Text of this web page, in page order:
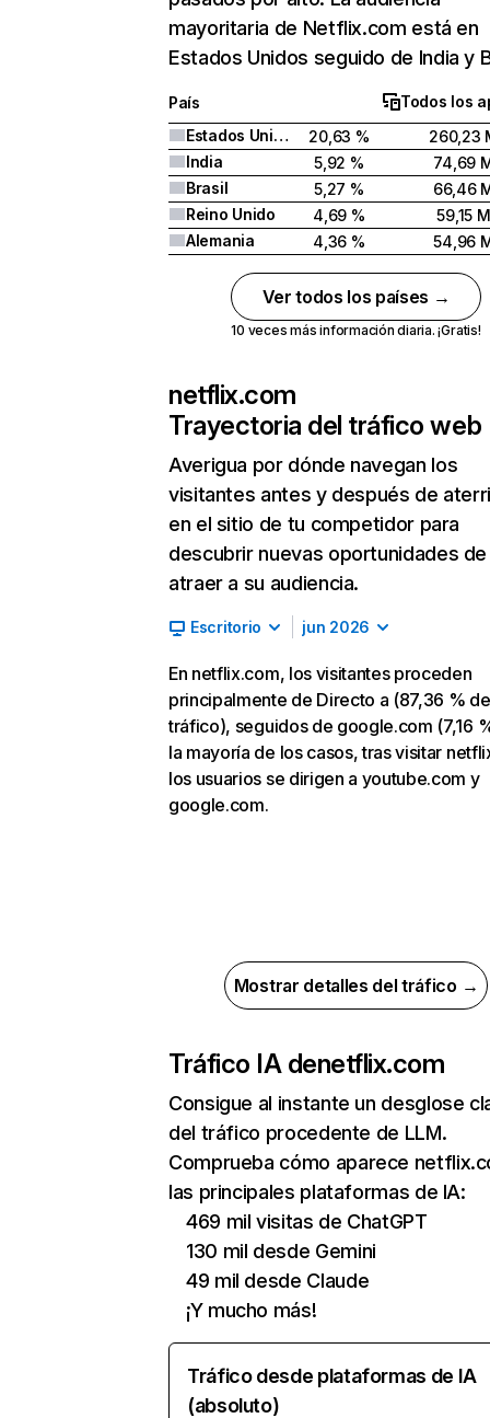
mayoritaria de Netflix.com está en
Estados Unidos seguido de India y
País
Todos los
Estados Unidos
20,63 %
260,23
India
5,92 %
74,69
Brasil
5,27 %
66,46
Reino Unido
4,69 %
59,15 M
Alemania
4,36 % 54,96
Ver todos los países →
10 veces más información diaria. ¡Gratis!
netflix.com
Trayectoria del tráfico web
Averigua por dónde navegan los
visitantes antes y después de
en el sitio de tu competidor para
descubrir nuevas oportunidades de
atraer a su audiencia.
Escritorio jun 2026
En netflix.com, los visitantes proceden
principalmente de Directo a (87,36 % de
tráfico), seguidos de google.com (7,16
la mayoría de los casos, tras visitar
los usuarios se dirigen a youtube.com y
google.com.
Mostrar detalles del tráfico →
Tráfico IA denetflix.com
Consigue al instante un desglose
del tráfico procedente de LLM.
Comprueba cómo aparece
las principales plataformas de IA:
469 mil visitas de ChatGPT
130 mil desde Gemini
49 mil desde Claude
¡Y mucho más!
Tráfico desde plataformas de IA
(absoluto)